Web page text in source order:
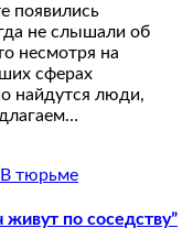
появились
не слышали об
несмотря на
сферах
найдутся люди,
по соседству”